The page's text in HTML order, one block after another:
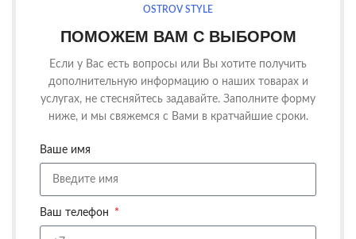
OSTROV STYLE
ПОМОЖЕМ ВАМ С ВЫБОРОМ
Если у Вас есть вопросы или Вы хотите получить
дополнительную информацию о наших товарах и
услугах, не стесняйтесь задавайте. Заполните форму
ниже, и мы свяжемся с Вами в кратчайшие сроки.
Ваше имя
Ваш телефон